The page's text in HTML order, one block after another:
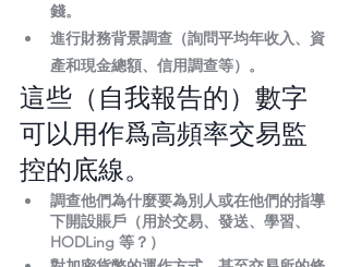
錢。
進行財務背景調查（詢問平均年收入、資
產和現金總額、信用調查等）。
這些（自我報告的）數字
可以用作爲高頻率交易監
控的底線。
調查他們為什麼要為別人或在他們的指導
下開設賬戶（用於交易、發送、學習、
HODLing 等？）